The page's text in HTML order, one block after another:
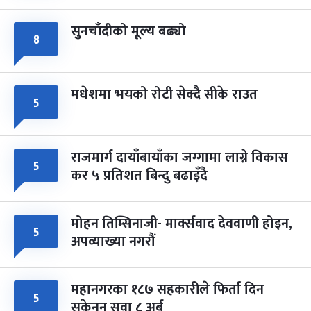
८ सुनचाँदीको मूल्य बढ्यो
५ मधेशमा भयको रोटी सेक्दै सीके राउत
५ राजमार्ग दायाँबायाँका जग्गामा लाग्ने विकास
कर ५ प्रतिशत बिन्दु बढाइँदै
५ मोहन तिम्सिनाजी- मार्क्सवाद देववाणी होइन,
अपव्याख्या नगरौं
५ महानगरका १८७ सहकारीले फिर्ता दिन